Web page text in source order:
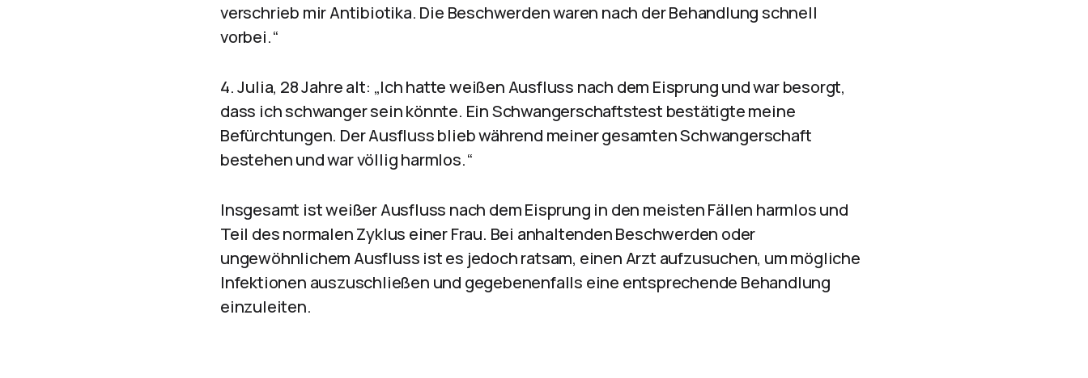
verschrieb mir Antibiotika. Die Beschwerden waren nach der Behandlung schnell
vorbei.“
4. Julia, 28 Jahre alt: „Ich hatte weißen Ausfluss nach dem Eisprung und war besorgt,
dass ich schwanger sein könnte. Ein Schwangerschaftstest bestätigte meine
Befürchtungen. Der Ausfluss blieb während meiner gesamten Schwangerschaft
bestehen und war völlig harmlos.“
Insgesamt ist weißer Ausfluss nach dem Eisprung in den meisten Fällen harmlos und
Teil des normalen Zyklus einer Frau. Bei anhaltenden Beschwerden oder
ungewöhnlichem Ausfluss ist es jedoch ratsam, einen Arzt aufzusuchen, um mögliche
Infektionen auszuschließen und gegebenenfalls eine entsprechende Behandlung
einzuleiten.